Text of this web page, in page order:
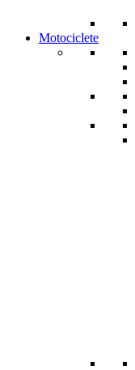
Motociclete